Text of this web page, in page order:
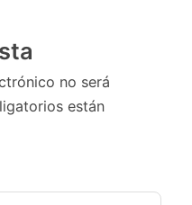
no será
están